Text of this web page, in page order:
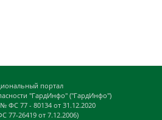
портал
"ГардИнфо" ("ГардИнфо")
ФС 77 - 80134 от 31.12.2020
77-26419 от 7.12.2006)